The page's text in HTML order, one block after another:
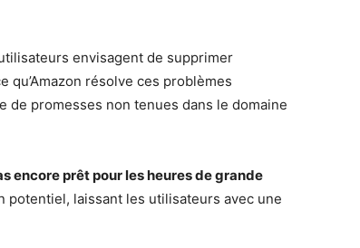
envisagent de supprimer
qu’Amazon résolve ces problèmes
de promesses non tenues dans le domaine
encore prêt pour les heures de grande
potentiel, laissant les utilisateurs avec une